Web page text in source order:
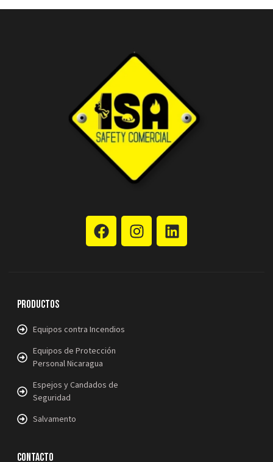
Productos
Equipos contra Incendios
Equipos de Protección
Personal Nicaragua
Espejos y Candados de
Seguridad
Salvamento
Contacto